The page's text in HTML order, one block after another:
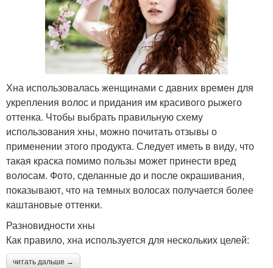
Хна использовалась женщинами с давних времен для
укрепления волос и придания им красивого рыжего
оттенка. Чтобы выбрать правильную схему
использования хны, можно почитать отзывы о
применении этого продукта. Следует иметь в виду, что
такая краска помимо пользы может принести вред
волосам. Фото, сделанные до и после окрашивания,
показывают, что на темных волосах получается более
каштановые оттенки.
Разновидности хны
Как правило, хна используется для нескольких целей:
читать дальше →